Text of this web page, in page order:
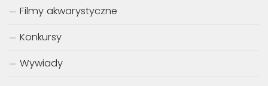
Filmy akwarystyczne
Konkursy
Wywiady